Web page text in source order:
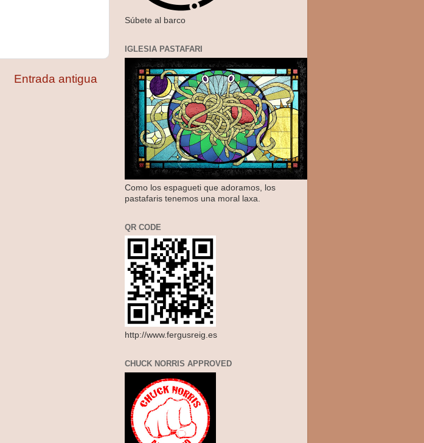
Entrada antigua
Súbete al barco
IGLESIA PASTAFARI
Como los espagueti que adoramos, los
pastafaris tenemos una moral laxa.
QR CODE
http://www.fergusreig.es
CHUCK NORRIS APPROVED